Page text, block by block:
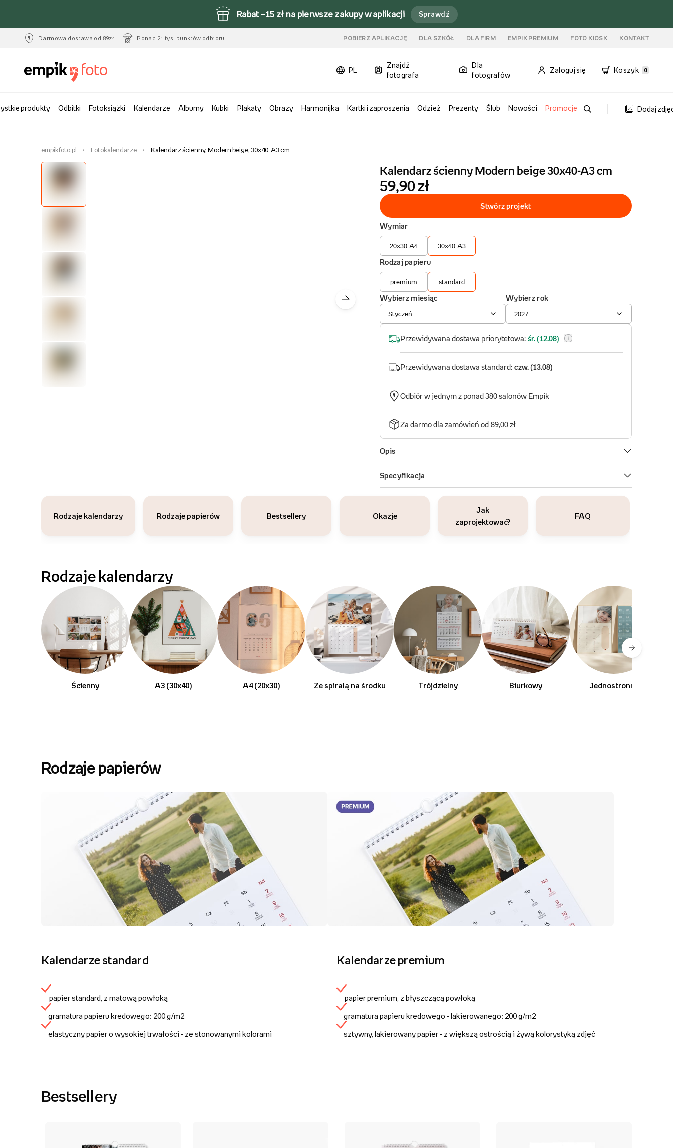
Rabat –15 zł na pierwsze zakupy w aplikacji Sprawdź
Darmowa dostawa od 89zł Ponad 21 tys. punktów odbioru POBIERZ APLIKACJĘ DLA SZKÓŁ DLA FIRM EMPIK PREMIUM FOTO KIOSK KONTAKT
PL
Znajdź
fotografa
Dla
fotografów
Zaloguj się Koszyk 0
produkty Odbitki Fotoksiążki Kalendarze Albumy Kubki Plakaty Obrazy Harmonijka Kartki i zaproszenia Odzież Prezenty Ślub Nowości Promocje Dodaj
empikfoto.pl Fotokalendarze Kalendarz ścienny, Modern beige, 30x40-A3 cm
Rodzaje kalendarzy Rodzaje papierów Bestsellery Okazje
Jak
zaprojektować?
FAQ
Rodzaje kalendarzy
Ścienny A3 (30x40) A4 (20x30) Ze spiralą na środku Trójdzielny Biurkowy Jednostronny
Rodzaje papierów
Kalendarze standard
papier standard, z matową powłoką
gramatura papieru kredowego: 200 g/m2
elastyczny papier o wysokiej trwałości - ze stonowanymi kolorami
Kalendarze premium
papier premium, z błyszczącą powłoką
gramatura papieru kredowego - lakierowanego: 200 g/m2
sztywny, lakierowany papier - z większą ostrością i żywą kolorystyką zdjęć
Bestsellery